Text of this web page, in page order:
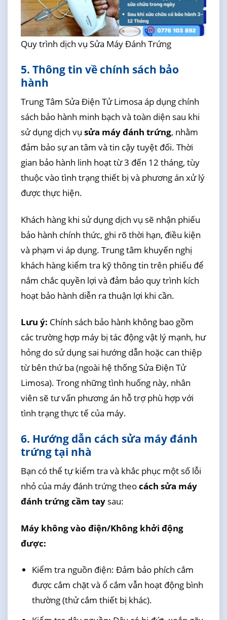
Quy trình dịch vụ Sửa Máy Đánh Trứng
5. Thông tin về chính sách bảo
hành
Trung Tâm Sửa Điện Tử Limosa áp dụng chính
sách bảo hành minh bạch và toàn diện sau khi
sử dụng dịch vụ sửa máy đánh trứng, nhằm
đảm bảo sự an tâm và tin cậy tuyệt đối. Thời
gian bảo hành linh hoạt từ 3 đến 12 tháng, tùy
thuộc vào tình trạng thiết bị và phương án xử lý
được thực hiện.
Khách hàng khi sử dụng dịch vụ sẽ nhận phiếu
bảo hành chính thức, ghi rõ thời hạn, điều kiện
và phạm vi áp dụng. Trung tâm khuyến nghị
khách hàng kiểm tra kỹ thông tin trên phiếu để
nắm chắc quyền lợi và đảm bảo quy trình kích
hoạt bảo hành diễn ra thuận lợi khi cần.
Lưu ý: Chính sách bảo hành không bao gồm
các trường hợp máy bị tác động vật lý mạnh, hư
hỏng do sử dụng sai hướng dẫn hoặc can thiệp
từ bên thứ ba (ngoài hệ thống Sửa Điện Tử
Limosa). Trong những tình huống này, nhân
viên sẽ tư vấn phương án hỗ trợ phù hợp với
tình trạng thực tế của máy.
6. Hướng dẫn cách sửa máy đánh
trứng tại nhà
Bạn có thể tự kiểm tra và khắc phục một số lỗi
nhỏ của máy đánh trứng theocách sửa máy
đánh trứng cầm taysau:
Máy không vào điện/Không khởi động
được:
Kiểm tra nguồn điện: Đảm bảo phích cắm
được cắm chặt và ổ cắm vẫn hoạt động bình
thường (thử cắm thiết bị khác).